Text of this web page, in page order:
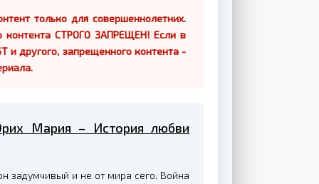
только для совершеннолетних.
контента СТРОГО ЗАПРЕЩЕН! Если в
и другого, запрещенного контента -
Мария – История любви
задумчивый и не от мира сего. Война